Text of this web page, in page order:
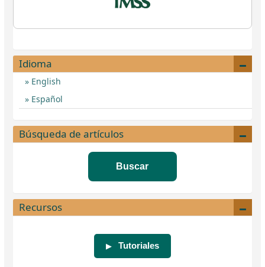
Idioma
English
Español
Búsqueda de artículos
Buscar
Recursos
▶ Tutoriales